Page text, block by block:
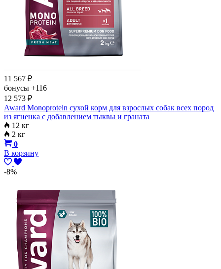
11 567 ₽
бонусы +116
12 573 ₽
Award Monoprotein сухой корм для взрослых собак всех пород
из ягненка с добавлением тыквы и граната
12 кг
2 кг
0
В корзину
-8%